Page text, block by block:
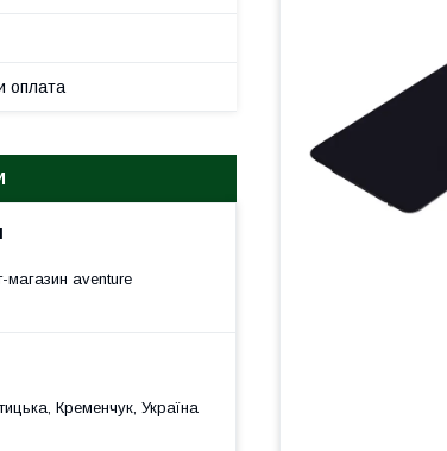
оплата
магазин aventure
Кременчук, Україна